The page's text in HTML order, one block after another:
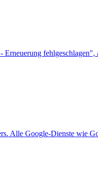
Alle Google-Dienste wie